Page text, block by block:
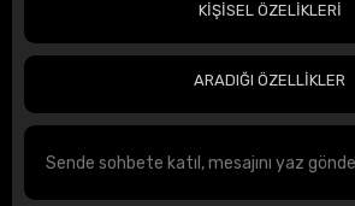
KİŞİSEL ÖZELİKLERİ
ARADIĞI ÖZELLİKLER